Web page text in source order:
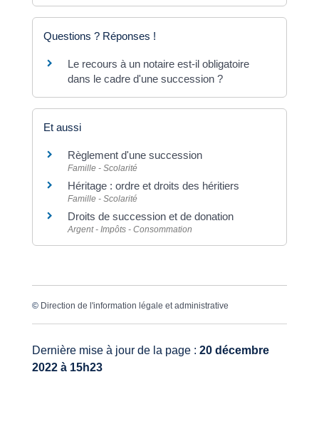
Questions ? Réponses !
Le recours à un notaire est-il obligatoire
dans le cadre d'une succession ?
Et aussi
Règlement d'une succession
Famille - Scolarité
Héritage : ordre et droits des héritiers
Famille - Scolarité
Droits de succession et de donation
Argent - Impôts - Consommation
© Direction de l'information légale et administrative
Dernière mise à jour de la page : 20 décembre
2022 à 15h23